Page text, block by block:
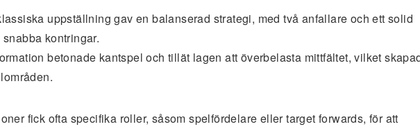
uppställning gav en balanserad strategi, med två anfallare och ett solid
kontringar.
betonade kantspel och tillät lagen att överbelasta mittfältet, vilket
fick ofta specifika roller, såsom spelfördelare eller target forwards, för att